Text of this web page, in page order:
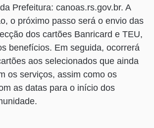
Prefeitura: canoas.rs.gov.br. A
o próximo passo será o envio das
dos cartões Banricard e TEU,
benefícios. Em seguida, ocorrerá
aos selecionados que ainda
os serviços, assim como os
as datas para o início dos